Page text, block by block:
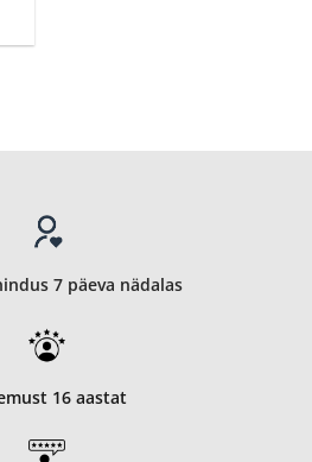
7 päeva nädalas
16 aastat